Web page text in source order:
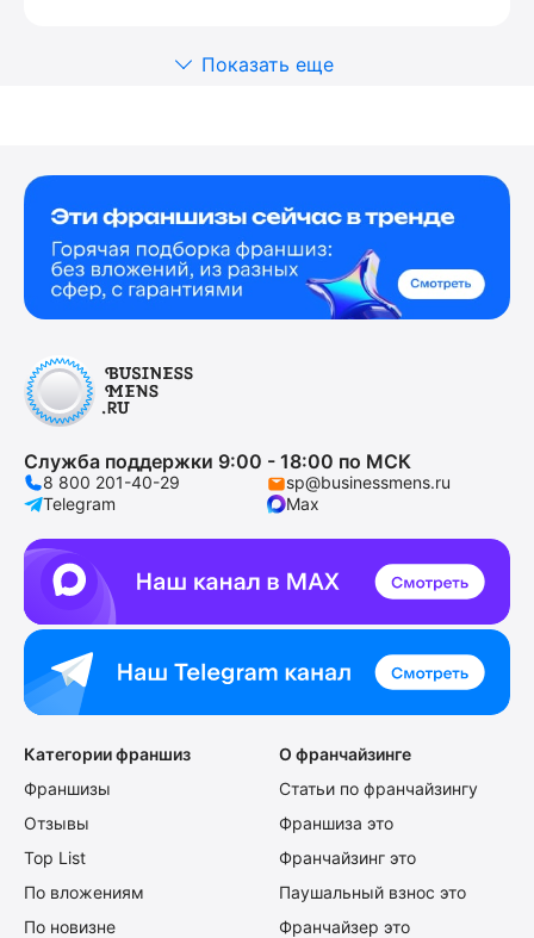
Показать еще
Служба поддержки 9:00 - 18:00 по МСК
8 800 201-40-29
sp@businessmens.ru
Telegram
Max
Категории франшиз
Франшизы
Отзывы
Top List
По вложениям
По новизне
О франчайзинге
Статьи по франчайзингу
Франшиза это
Франчайзинг это
Паушальный взнос это
Франчайзер это